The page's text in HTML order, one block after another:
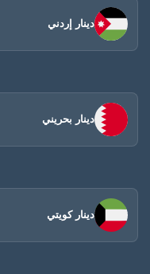
دينار إردني
دينار بحريني
دينار كويتي